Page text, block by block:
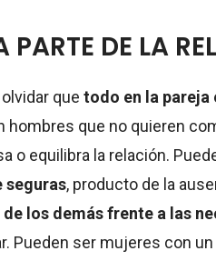
PARTE DE LA
que todo en la
hombres que no quieren
o equilibra la relación.
seguras, producto de la
los demás frente a las
Pueden ser mujeres con un